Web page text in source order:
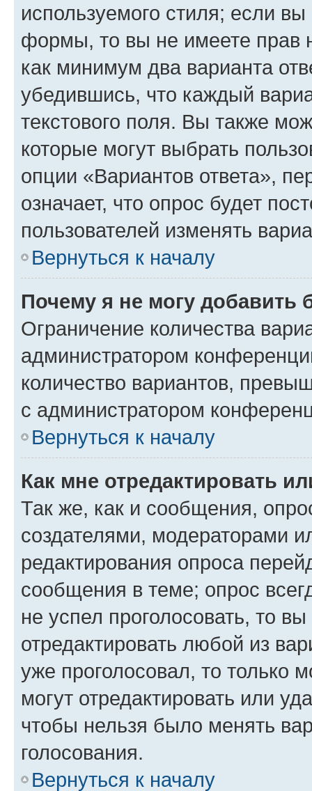
используемого стиля; если
формы, то вы не имеете прав
как минимум два варианта
убедившись, что каждый
текстового поля. Вы также
которые могут выбрать
опции «Вариантов ответа»,
означает, что опрос будет
пользователей изменять
Вернуться к началу
Почему я не могу добавить
Ограничение количества
администратором
количество вариантов,
с администратором
Вернуться к началу
Как мне отредактировать
Так же, как и сообщения,
создателями, модераторами
редактирования опроса
сообщения в теме; опрос
не успел проголосовать, то
отредактировать любой из
уже проголосовал, то только
могут отредактировать или
чтобы нельзя было менять
голосования.
Вернуться к началу